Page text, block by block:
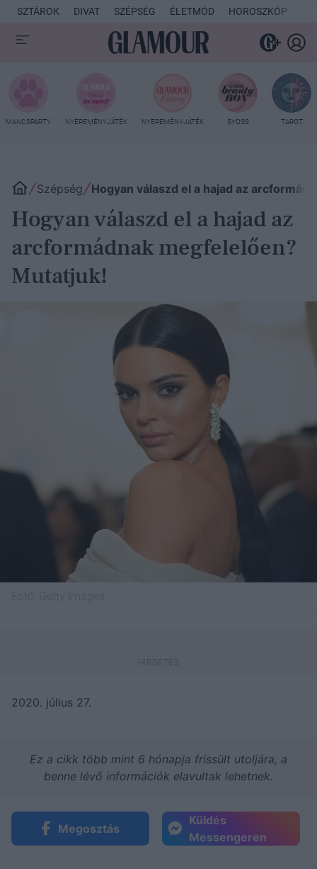
SZTÁROK DIVAT SZÉPSÉG ÉLETMÓD HOROSZKÓP
MANCSPARTY NYEREMÉNYJÁTÉK NYEREMÉNYJÁTÉK SYOSS TAROT
Szépség Hogyan válaszd el a hajad az
Hogyan válaszd el a hajad az
arcformádnak megfelelően?
Mutatjuk!
2020. július 27.
Ez a cikk több mint 6 hónapja frissült utoljára, a
benne lévő információk elavultak lehetnek.
Megosztás
Küldés
Messengeren